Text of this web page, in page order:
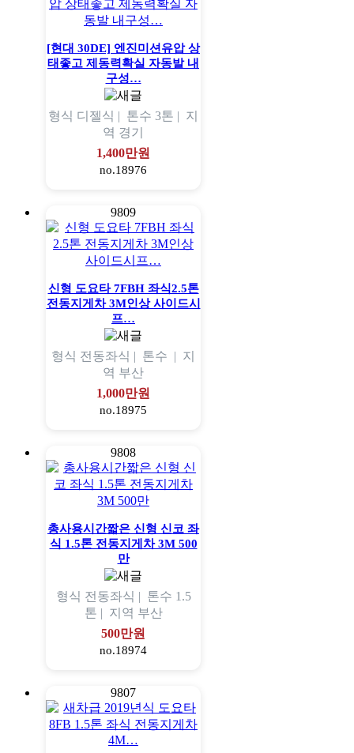
[현대 30DE] 엔진미션유압 상
태좋고 제동력확실 자동발 내
구성…
형식 디젤식 | 톤수 3톤 | 지
역 경기
1,400만원
no.18976
9809
신형 도요타 7FBH 좌식2.5톤
전동지게차 3M인상 사이드시
프…
형식 전동좌식 | 톤수 | 지
역 부산
1,000만원
no.18975
9808
총사용시간짧은 신형 신코 좌
식 1.5톤 전동지게차 3M 500
만
형식 전동좌식 | 톤수 1.5
톤 | 지역 부산
500만원
no.18974
9807